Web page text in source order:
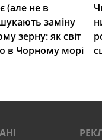
(але не в
заміну
зерну: як світ
в Чорному морі